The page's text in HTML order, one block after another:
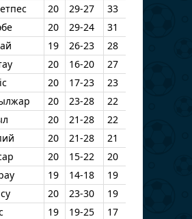
20 29-27
33
20 29-24
31
19 26-23
28
20 16-20
27
20 17-23
23
20 23-28
22
20 21-28
22
20 21-28
21
20 15-22
20
19 14-18
19
20 23-30
19
19 19-25
17